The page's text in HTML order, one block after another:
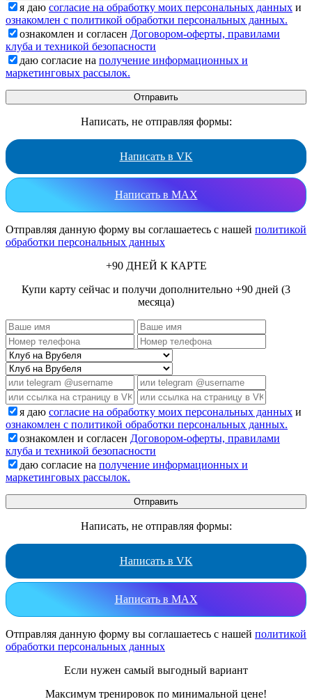
я даю согласие на обработку моих персональных данных и
ознакомлен с политикой обработки персональных данных.
ознакомлен и согласен Договором-оферты, правилами
клуба и техникой безопасности
даю согласие на получение информационных и
маркетинговых рассылок.
Написать, не отправляя формы:
Написать в VK
Написать в MAX
Отправляя данную форму вы соглашаетесь с нашей политикой
обработки персональных данных
+90 ДНЕЙ К КАРТЕ
Купи карту сейчас и получи дополнительно +90 дней (3
месяца)
я даю согласие на обработку моих персональных данных и
ознакомлен с политикой обработки персональных данных.
ознакомлен и согласен Договором-оферты, правилами
клуба и техникой безопасности
даю согласие на получение информационных и
маркетинговых рассылок.
Написать, не отправляя формы:
Написать в VK
Написать в MAX
Отправляя данную форму вы соглашаетесь с нашей политикой
обработки персональных данных
Если нужен самый выгодный вариант
Максимум тренировок по минимальной цене!